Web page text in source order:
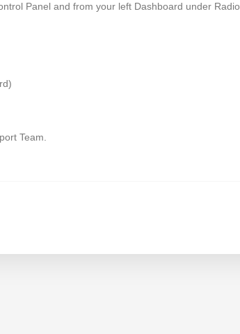
Panel and from your left Dashboard under Radio
Team.